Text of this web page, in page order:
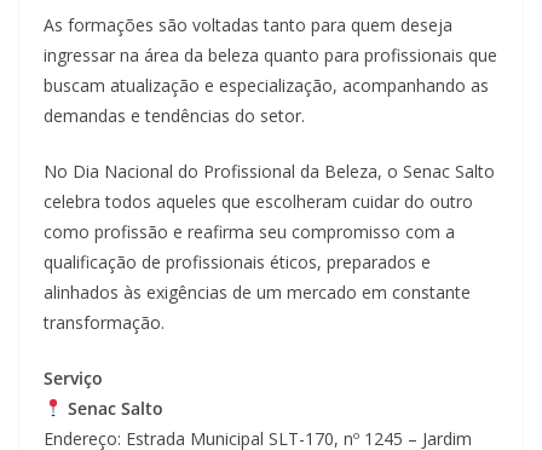
As formações são voltadas tanto para quem deseja
ingressar na área da beleza quanto para profissionais que
buscam atualização e especialização, acompanhando as
demandas e tendências do setor.
No Dia Nacional do Profissional da Beleza, o Senac Salto
celebra todos aqueles que escolheram cuidar do outro
como profissão e reafirma seu compromisso com a
qualificação de profissionais éticos, preparados e
alinhados às exigências de um mercado em constante
transformação.
Serviço
Senac Salto
Endereço: Estrada Municipal SLT-170, nº 1245 – Jardim